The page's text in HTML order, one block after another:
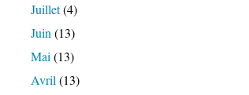
Juillet(4)
Juin (13)
Mai (13)
Avril (13)